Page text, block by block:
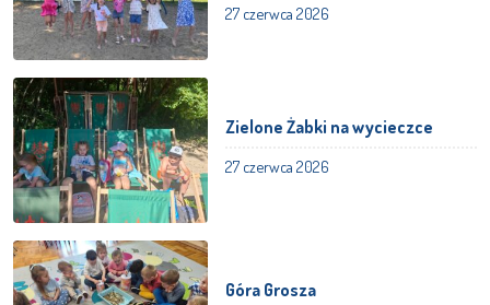
27 czerwca 2026
Zielone Żabki na wycieczce
27 czerwca 2026
Góra Grosza